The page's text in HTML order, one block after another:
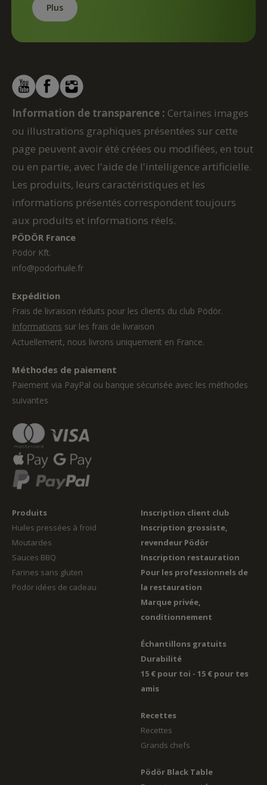
Plus
Information de transparence : Certaines images
ou illustrations graphiques présentées sur cette
page peuvent avoir été créées ou modifiées, en tout
ou en partie, avec l'aide de l'intelligence artificielle.
Les produits, leurs caractéristiques et les
informations présentés correspondent toujours
aux produits et informations réels.
Produits
Huiles pressées à froid
Moutardes
Sauces BBQ
Farines sans gluten
Pödör idées de cadeau
Inscription client club
Inscription grossiste,
revendeur Pödör
Inscription restauration
Pour les professionnels de
la restauration
Marque privée,
conditionnement
Échantillons gratuits
Durabilité
15 € pour toi - 15 € pour tes
amis
Recettes
Recettes
Grands chefs
Pödör Black Table
PÖDÖR France
Pödör Kft.
info@podorhuile.fr
Expédition
Frais de livraison réduits pour les clients du club Pödör.
Informations sur les frais de livraison
Actuellement, nous livrons uniquement en France.
Méthodes de paiement
Paiement via PayPal ou banque sécurisée avec les méthodes
suivantes